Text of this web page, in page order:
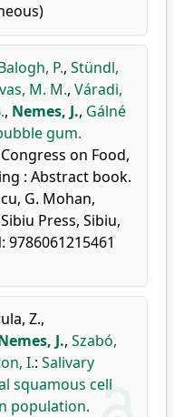
P., Stündl,
M. M., Váradi,
, Nemes, J., Gálné
gum.
on Food,
: Abstract book.
G. Mohan,
Press, Sibiu,
9786061215461
Z.,
J., Szabó,
I.: Salivary
squamous cell
population.